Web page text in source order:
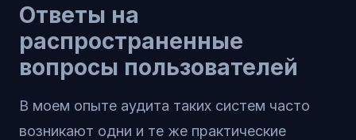
Ответы на
распространенные
вопросы пользователей
В моем опыте аудита таких систем часто
возникают одни и те же практические